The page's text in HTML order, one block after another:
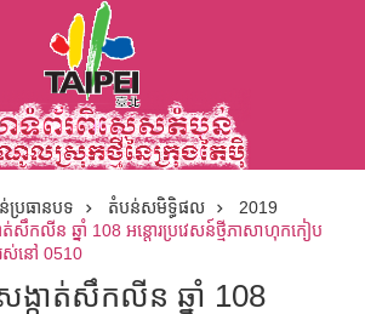
សំខាន់
ប្រធានបទ តំបន់សមិទ្ធិផល
2019
សឹកលីន ឆ្នាំ 108 អន្តោរប្រវេសន៍ថ្មីភាសាហុកកៀប
រស់នៅ 0510
កាត់សឹកលីន ឆ្នាំ 108